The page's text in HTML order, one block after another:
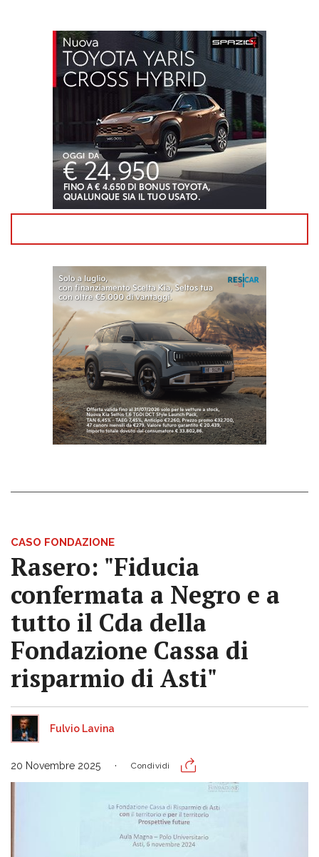
CASO FONDAZIONE
Rasero: "Fiducia
confermata a Negro e a
tutto il Cda della
Fondazione Cassa di
risparmio di Asti"
Fulvio Lavina
20 Novembre 2025 Condividi